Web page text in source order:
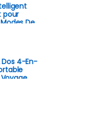
pour
De
Dos 4-En-